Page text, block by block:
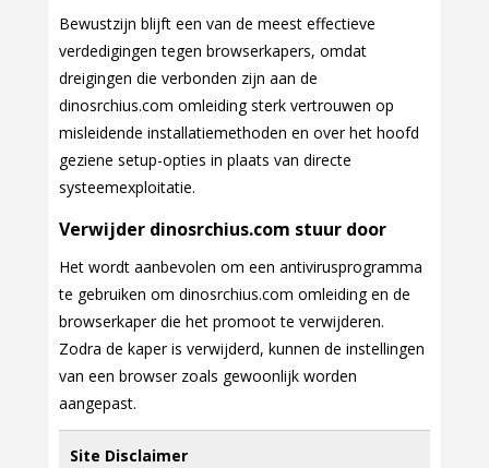
Bewustzijn blijft een van de meest effectieve
verdedigingen tegen browserkapers, omdat
dreigingen die verbonden zijn aan de
dinosrchius.com omleiding sterk vertrouwen op
misleidende installatiemethoden en over het hoofd
geziene setup-opties in plaats van directe
systeemexploitatie.
Verwijder dinosrchius.com stuur door
Het wordt aanbevolen om een antivirusprogramma
te gebruiken om dinosrchius.com omleiding en de
browserkaper die het promoot te verwijderen.
Zodra de kaper is verwijderd, kunnen de instellingen
van een browser zoals gewoonlijk worden
aangepast.
Site Disclaimer